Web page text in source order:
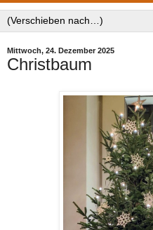
Mittwoch, 24. Dezember 2025
Christbaum